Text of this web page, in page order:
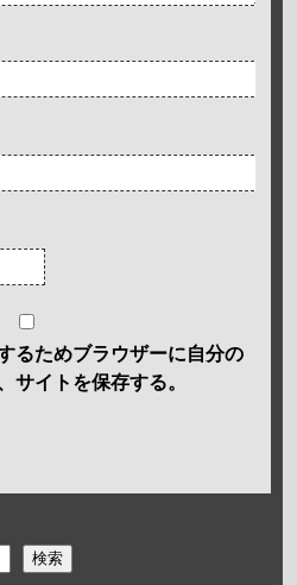
るためブラウザーに自分の
サイトを保存する。
検索